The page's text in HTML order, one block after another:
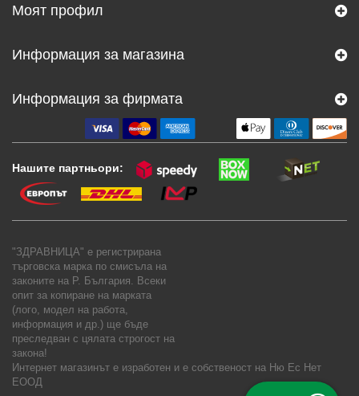
Моят профил
Информация за магазина
Информация за фирмата
Нашите партньори:
"ЗДРАВНИЦА" е регистрирана
търговска марка по смисъла на
законите на Р. България. Всеки
опит за копиране на марката
(лого, модел на работа,
информация и др.) ще бъде
преследван с цялата строгост на
закона!
Интернет магазинът е изработен и е собственост на Ню Ес Нет
ЕООД